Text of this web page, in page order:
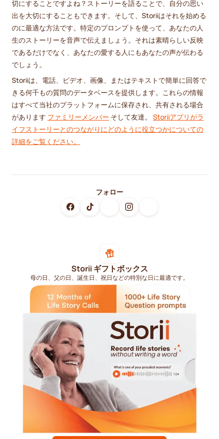
切にすることですよね？ストーリーを語ることで、自分の思い
出を大切にすることもできます。そして、Storiiはそれを始める
のに最適な方法です。特定のプロンプトを使って、あなたの人
生のストーリーを音声で伝えましょう。それは素晴らしい反映
であるだけでなく、あなたの愛する人にもあなたの声が伝わる
でしょう。
Storiiは、電話、ビデオ、画像、またはテキストで簡単に回答で
きる何千もの質問のデータベースを提供します。これらの情報
はすべて当社のプラットフォームに保存され、共有される場合
があります ファミリーメンバー そして友達。 Storiiアプリがラ
イフストーリーとのつながりにどのように役立つかについての
詳細をご覧ください。
フォロー
Storii ギフトボックス
母の日、父の日、誕生日、祝日などの特別な日に最適です。